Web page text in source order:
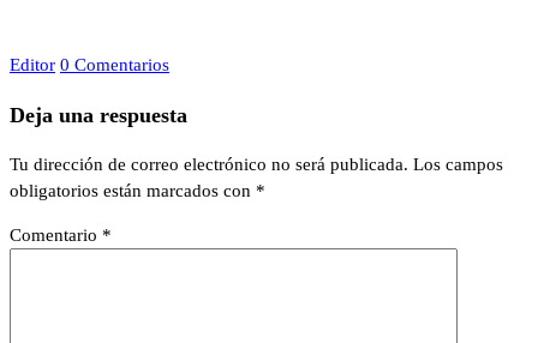
Editor 0 Comentarios
Deja una respuesta
Tu dirección de correo electrónico no será publicada. Los campos
obligatorios están marcados con *
Comentario *